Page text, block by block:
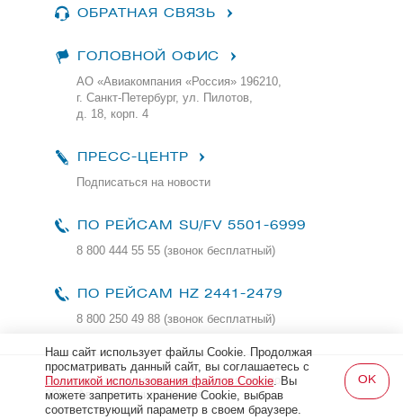
ОБРАТНАЯ СВЯЗЬ
ГОЛОВНОЙ ОФИС
АО «Авиакомпания «Россия» 196210,
г. Санкт-Петербург, ул. Пилотов,
д. 18, корп. 4
ПРЕСС-ЦЕНТР
Подписаться на новости
ПО РЕЙСАМ SU/FV 5501-6999
8 800 444 55 55 (звонок бесплатный)
ПО РЕЙСАМ HZ 2441-2479
8 800 250 49 88 (звонок бесплатный)
Все права защищены и охраняются законом
2026, Авиакомпания «Россия»
Наш сайт использует файлы Cookie. Продолжая
просматривать данный сайт, вы соглашаетесь с
Политикой использования файлов Cookie. Вы
можете запретить хранение Cookie, выбрав
соответствующий параметр в своем браузере.